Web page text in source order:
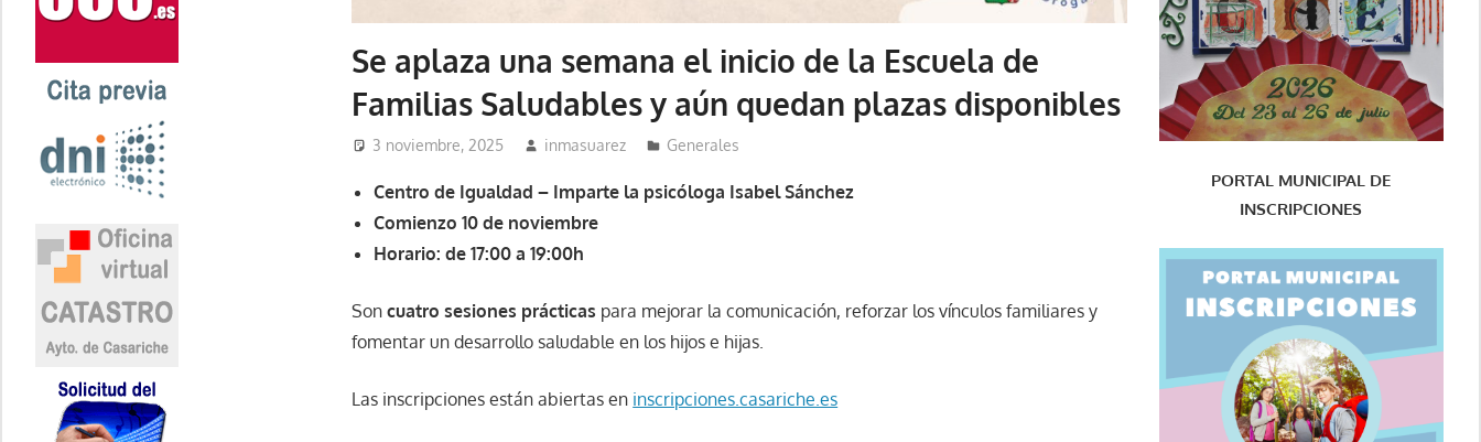
Se aplaza una semana el inicio de la Escuela de
Familias Saludables y aún quedan plazas disponibles
3 noviembre, 2025 inmasuarez Generales
Centro de Igualdad – Imparte la psicóloga Isabel Sánchez
Comienzo 10 de noviembre
Horario: de 17:00 a 19:00h
Soncuatro sesiones prácticas para mejorar la comunicación, reforzar los vínculos familiares y
fomentar un desarrollo saludable en los hijos e hijas.
Las inscripciones están abiertas en inscripciones.casariche.es
PORTAL MUNICIPAL DE
INSCRIPCIONES